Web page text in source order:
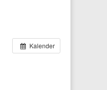
Kalender